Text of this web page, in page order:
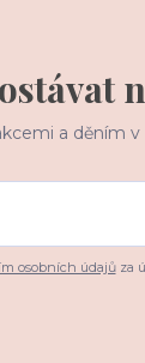
a děním
osobních údajůza